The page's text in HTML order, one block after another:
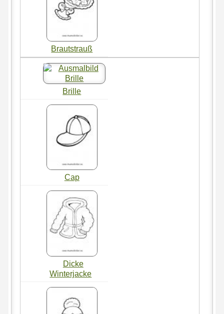
Brautstrauß
Brille
Cap
Dicke
Winterjacke